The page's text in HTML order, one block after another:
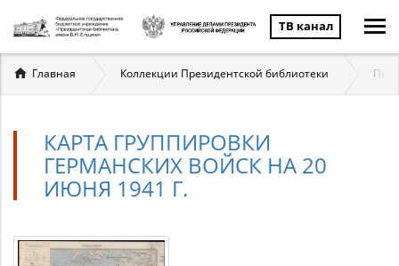
ТВ канал
Вы
здесь
Главная Коллекции Президентской библиотеки
КАРТА ГРУППИРОВКИ
ГЕРМАНСКИХ ВОЙСК НА 20
ИЮНЯ 1941 Г.